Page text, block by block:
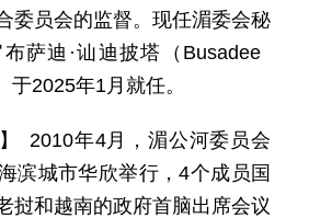
委员会的监督。现任湄委会秘
萨迪·讪迪披塔（Busadee
于2025年1月就任。
】 2010年4月，湄公河委员会
滨城市华欣举行，4个成员国
挝和越南的政府首脑出席会议